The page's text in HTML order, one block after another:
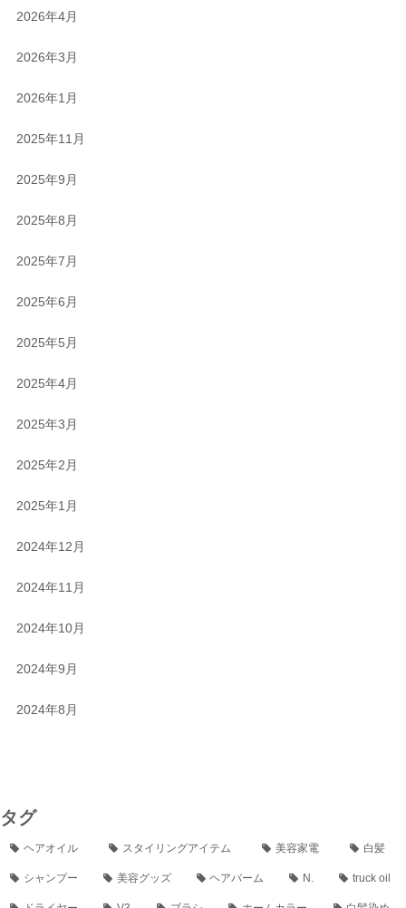
2026年4月
2026年3月
2026年1月
2025年11月
2025年9月
2025年8月
2025年7月
2025年6月
2025年5月
2025年4月
2025年3月
2025年2月
2025年1月
2024年12月
2024年11月
2024年10月
2024年9月
2024年8月
タグ
ヘアオイル スタイリングアイテム 美容家電 白髪
シャンプー 美容グッズ ヘアバーム N. truck oil